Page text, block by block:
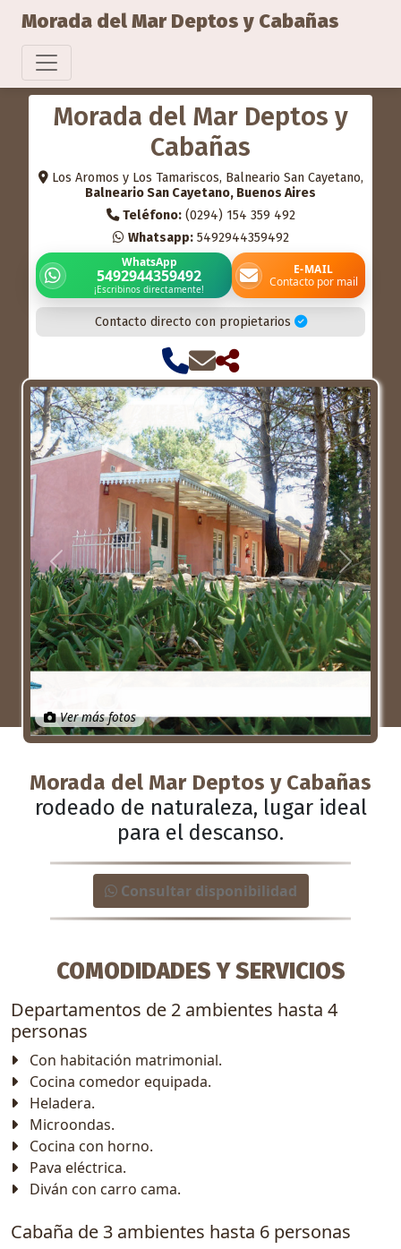
Morada del Mar Deptos y Cabañas
Morada del Mar Deptos y
Cabañas
Los Aromos y Los Tamariscos, Balneario San Cayetano,
Balneario San Cayetano, Buenos Aires
Teléfono:(0294) 154 359 492
Whatsapp:5492944359492
WhatsApp
5492944359492
¡Escribinos directamente!
E-MAIL
Contacto por mail
Contacto directo con propietarios
Anterior Próximo
Ver más fotos
Morada del Mar Deptos y Cabañas
rodeado de naturaleza, lugar ideal
para el descanso.
Consultar disponibilidad
COMODIDADES Y SERVICIOS
Departamentos de 2 ambientes hasta 4
personas
Con habitación matrimonial.
Cocina comedor equipada.
Heladera.
Microondas.
Cocina con horno.
Pava eléctrica.
Diván con carro cama.
Cabaña de 3 ambientes hasta 6 personas